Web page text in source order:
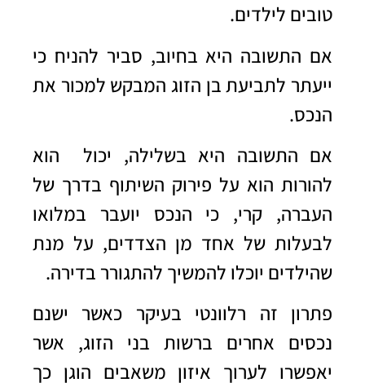
טובים לילדים.
אם התשובה היא בחיוב, סביר להניח כי
ייעתר לתביעת בן הזוג המבקש למכור את
הנכס.
אם התשובה היא בשלילה, יכול הוא
להורות הוא על פירוק השיתוף בדרך של
העברה, קרי, כי הנכס יועבר במלואו
לבעלות של אחד מן הצדדים, על מנת
שהילדים יוכלו להמשיך להתגורר בדירה.
פתרון זה רלוונטי בעיקר כאשר ישנם
נכסים אחרים ברשות בני הזוג, אשר
יאפשרו לערוך איזון משאבים הוגן כך